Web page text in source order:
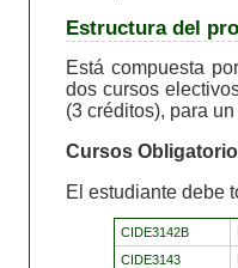
Estructura del
Está compuesta
dos cursos
(3 créditos), para
Cursos
El estudiante debe
CIDE3142B
CIDE3143